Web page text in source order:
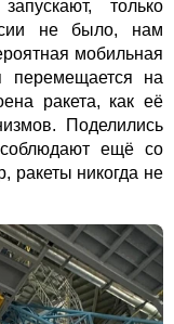
только
не было, нам
мобильная
перемещается на
ракета, как её
Поделились
ещё со
ракеты никогда не